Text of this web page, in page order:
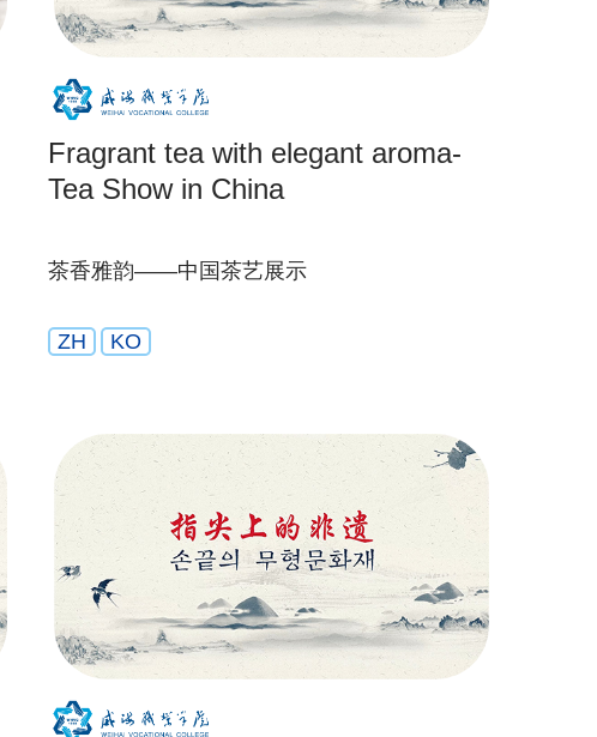
Fragrant tea with elegant aroma-
Tea Show in China
茶香雅韵——中国茶艺展示
ZH KO